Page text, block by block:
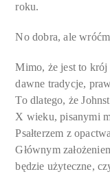
roku.
No dobra, ale
Mimo, że jest to
dawne tradycje,
To dlatego, że
X wieku, pisanymi
Psałterzem z
Głównym
będzie użyteczne,